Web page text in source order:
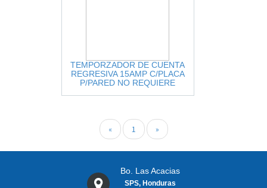
TEMPORZADOR DE CUENTA
REGRESIVA 15AMP C/PLACA
P/PARED NO REQUIERE
« 1 »
Bo. Las Acacias
SPS, Honduras